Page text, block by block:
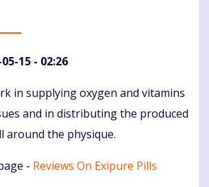
15 - 02:26
in supplying oxygen and vitamins
and in distributing the produced
around the physique.
- Reviews On Exipure Pills